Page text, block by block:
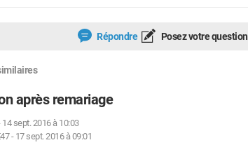
Répondre Posez votre question
après remariage
14 sept. 2016 à 10:03
- 17 sept. 2016 à 09:01